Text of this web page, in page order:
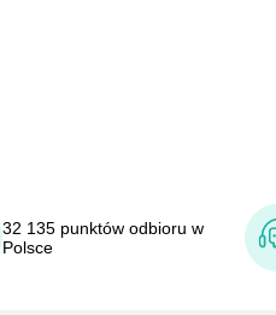
32 135 punktów odbioru w
Polsce